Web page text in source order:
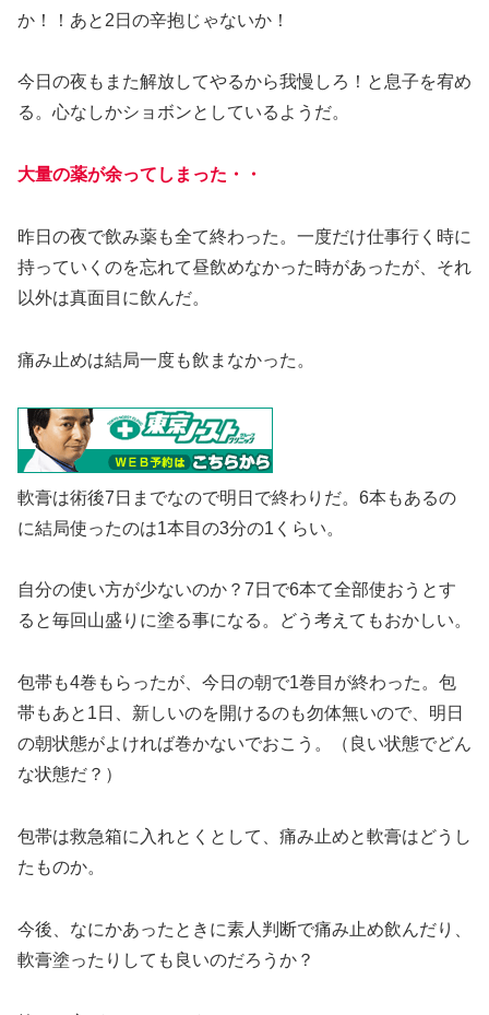
か！！あと2日の辛抱じゃないか！
今日の夜もまた解放してやるから我慢しろ！と息子を宥め
る。心なしかショボンとしているようだ。
大量の薬が余ってしまった・・
昨日の夜で飲み薬も全て終わった。一度だけ仕事行く時に
持っていくのを忘れて昼飲めなかった時があったが、それ
以外は真面目に飲んだ。
痛み止めは結局一度も飲まなかった。
軟膏は術後7日までなので明日で終わりだ。6本もあるの
に結局使ったのは1本目の3分の1くらい。
自分の使い方が少ないのか？7日で6本て全部使おうとす
ると毎回山盛りに塗る事になる。どう考えてもおかしい。
包帯も4巻もらったが、今日の朝で1巻目が終わった。包
帯もあと1日、新しいのを開けるのも勿体無いので、明日
の朝状態がよければ巻かないでおこう。（良い状態でどん
な状態だ？）
包帯は救急箱に入れとくとして、痛み止めと軟膏はどうし
たものか。
今後、なにかあったときに素人判断で痛み止め飲んだり、
軟膏塗ったりしても良いのだろうか？